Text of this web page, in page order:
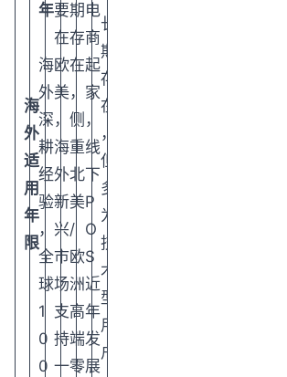
海
外
适
用
年
限
年
海
外
深
耕
经
验
，
全
球
1
0
0
要
在
欧
美
，
海
外
新
兴
市
场
支
持
一
期
存
在
，
侧
重
北
美
/
欧
洲
高
端
零
电
商
起
家
，
线
下
P
O
S
近
年
发
展
长
期
存
在
，
但
多
为
技
术
型
用
户